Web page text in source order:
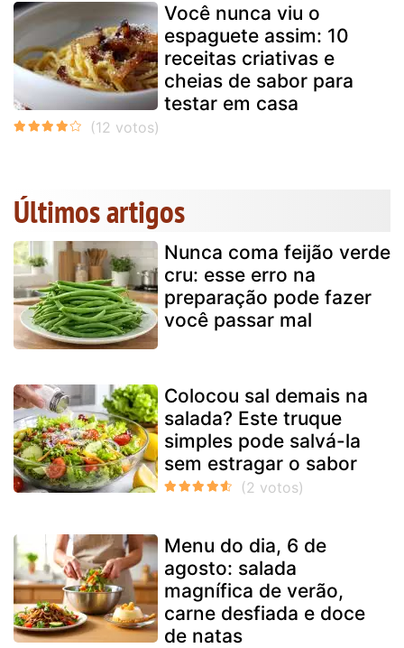
Você nunca viu o
espaguete assim: 10
receitas criativas e
cheias de sabor para
testar em casa
Últimos artigos
Nunca coma feijão verde
cru: esse erro na
preparação pode fazer
você passar mal
Colocou sal demais na
salada? Este truque
simples pode salvá-la
sem estragar o sabor
Menu do dia, 6 de
agosto: salada
magnífica de verão,
carne desfiada e doce
de natas